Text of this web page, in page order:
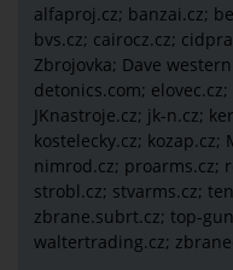
alfaproj.cz; banzai.cz;
bvs.cz; cairocz.cz;
Zbrojovka; Dave
detonics.com;
JKnastroje.cz; jk-n.cz;
kostelecky.cz; kozap.cz;
nimrod.cz; proarms.cz;
strobl.cz; stvarms.cz;
zbrane.subrt.cz; top-
waltertrading.cz;